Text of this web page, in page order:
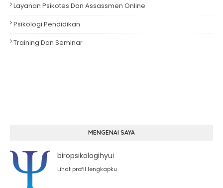
Layanan Psikotes Dan Assassmen Online
Psikologi Pendidikan
Training Dan Seminar
MENGENAI SAYA
biropsikologihyui
Lihat profil lengkapku